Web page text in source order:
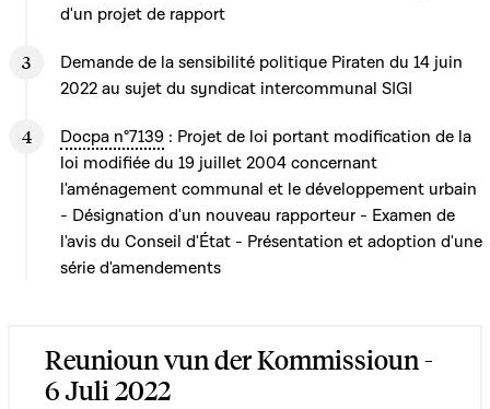
d'un projet de rapport
Demande de la sensibilité politique Piraten du 14 juin
2022 au sujet du syndicat intercommunal SIGI
Docpa n°7139 : Projet de loi portant modification de la
loi modifiée du 19 juillet 2004 concernant
l'aménagement communal et le développement urbain
- Désignation d'un nouveau rapporteur - Examen de
l'avis du Conseil d'État - Présentation et adoption d'une
série d'amendements
Reunioun vun der Kommissioun -
6 Juli 2022